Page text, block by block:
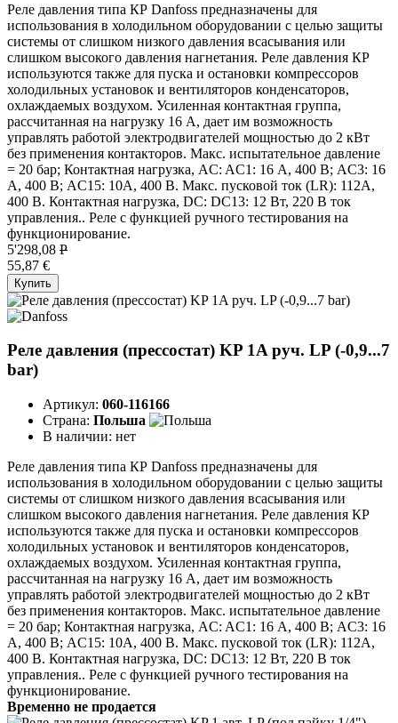
Реле давления типа КР Danfoss предназначены для
использования в холодильном оборудовании с целью защиты
системы от слишком низкого давления всасывания или
слишком высокого давления нагнетания. Реле давления КР
используются также для пуска и остановки компрессоров
холодильных установок и вентиляторов конденсаторов,
охлаждаемых воздухом. Усиленная контактная группа,
рассчитанная на нагрузку 16 А, дает им возможность
управлять работой электродвигателей мощностью до 2 кВт
без применения контакторов. Макс. испытательное давление
= 20 бар; Контактная нагрузка, AC: AC1: 16 А, 400 В; AC3: 16
А, 400 В; AC15: 10А, 400 В. Макс. пусковой ток (LR): 112А,
400 В. Контактная нагрузка, DC: DC13: 12 Вт, 220 В ток
управления.. Реле с функцией ручного тестирования на
функционирование.
5'298,08 P
55,87 €
Купить
Реле давления (прессостат) KP 1A руч. LP (-0,9...7
bar)
Артикул: 060-116166
Страна: Польша
В наличии: нет
Реле давления типа КР Danfoss предназначены для
использования в холодильном оборудовании с целью защиты
системы от слишком низкого давления всасывания или
слишком высокого давления нагнетания. Реле давления КР
используются также для пуска и остановки компрессоров
холодильных установок и вентиляторов конденсаторов,
охлаждаемых воздухом. Усиленная контактная группа,
рассчитанная на нагрузку 16 А, дает им возможность
управлять работой электродвигателей мощностью до 2 кВт
без применения контакторов. Макс. испытательное давление
= 20 бар; Контактная нагрузка, AC: AC1: 16 А, 400 В; AC3: 16
А, 400 В; AC15: 10А, 400 В. Макс. пусковой ток (LR): 112А,
400 В. Контактная нагрузка, DC: DC13: 12 Вт, 220 В ток
управления.. Реле с функцией ручного тестирования на
функционирование.
Временно не продается